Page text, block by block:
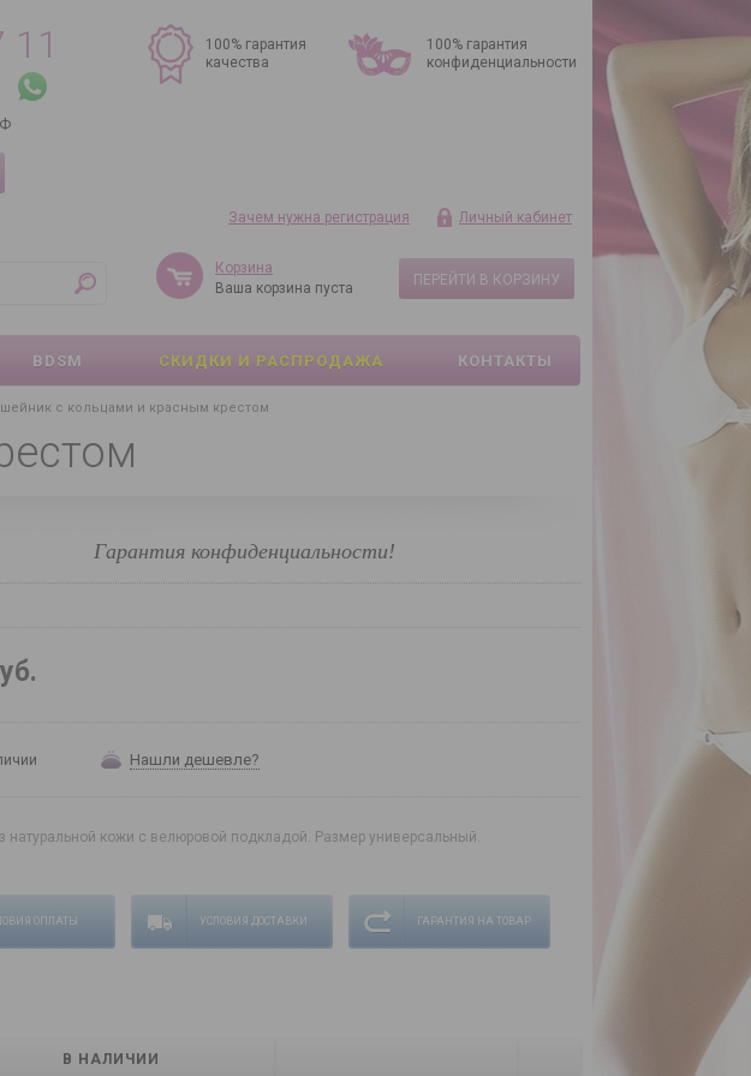
11
100% гарантия
качества
100% гарантия
конфиденциальности
Зачем нужна регистрация Личный кабинет
Корзина
Ваша корзина пуста
ПЕРЕЙТИ В КОРЗИНУ
BDSM СКИДКИ И РАСПРОДАЖА КОНТАКТЫ
с кольцами и красным крестом
Гарантия конфиденциальности!
Нашли дешевле?
натуральной кожи с велюровой подкладой. Размер универсальный.
ОПЛАТЫ УСЛОВИЯ ДОСТАВКИ ГАРАНТИЯ НА ТОВАР
В НАЛИЧИИ